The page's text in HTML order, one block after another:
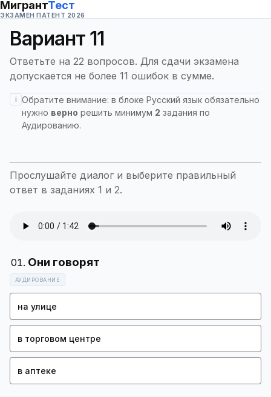
МигрантТест
ЭКЗАМЕН ПАТЕНТ 2026
Вариант 11
Ответьте на 22 вопросов. Для сдачи экзамена
допускается не более 11 ошибок в сумме.
i Обратите внимание: в блоке Русский язык обязательно
нужно верно решить минимум 2 задания по
Аудированию.
Прослушайте диалог и выберите правильный
ответ в заданиях 1 и 2.
АУДИРОВАНИЕ
на улице
в торговом центре
в аптеке